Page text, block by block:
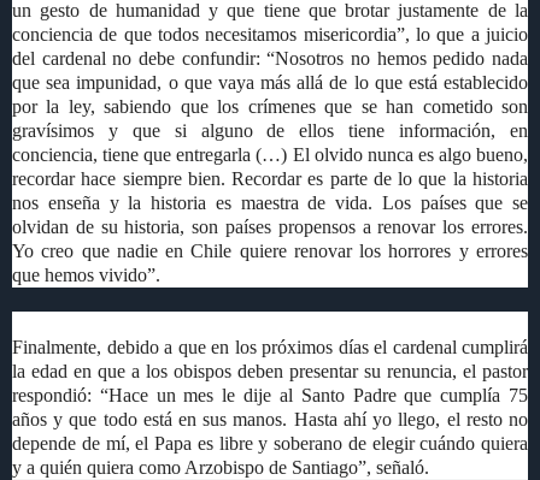
un gesto de humanidad y que tiene que brotar justamente de la
conciencia de que todos necesitamos misericordia”, lo que a juicio
del cardenal no debe confundir: “Nosotros no hemos pedido nada
que sea impunidad, o que vaya más allá de lo que está establecido
por la ley, sabiendo que los crímenes que se han cometido son
gravísimos y que si alguno de ellos tiene información, en
conciencia, tiene que entregarla (…) El olvido nunca es algo bueno,
recordar hace siempre bien. Recordar es parte de lo que la historia
nos enseña y la historia es maestra de vida. Los países que se
olvidan de su historia, son países propensos a renovar los errores.
Yo creo que nadie en Chile quiere renovar los horrores y errores
que hemos vivido”.
Finalmente, debido a que en los próximos días el cardenal cumplirá
la edad en que a los obispos deben presentar su renuncia, el pastor
respondió: “Hace un mes le dije al Santo Padre que cumplía 75
años y que todo está en sus manos. Hasta ahí yo llego, el resto no
depende de mí, el Papa es libre y soberano de elegir cuándo quiera
y a quién quiera como Arzobispo de Santiago”, señaló.